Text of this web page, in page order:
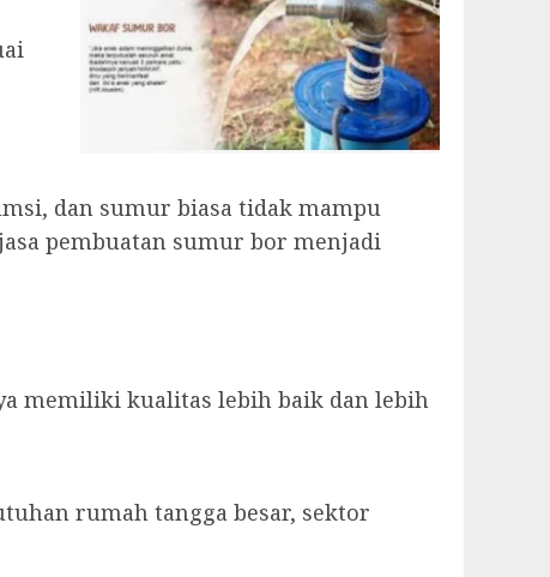
dan sumur biasa tidak mampu
pembuatan sumur bor menjadi
memiliki kualitas lebih baik dan lebih
rumah tangga besar, sektor